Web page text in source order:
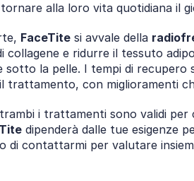
alla loro vita quotidiana il
FaceTite si avvale della
collagene e ridurre il tessuto
sotto la pelle. I tempi di recupero
trattamento, con miglioramenti
i trattamenti sono validi
dipenderà dalle tue esigenze
di contattarmi per valutare